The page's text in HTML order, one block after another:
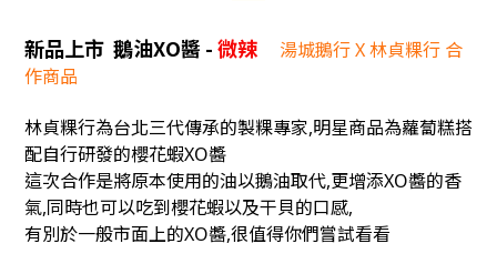
新品上市 鵝油XO醬 -微辣
湯城鵝行 X 林貞粿行 合
作商品
林貞粿行為台北三代傳承的製粿專家,明星商品為蘿蔔糕搭
配自行研發的櫻花蝦XO醬
這次合作是將原本使用的油以鵝油取代,更增添XO醬的香
氣,同時也可以吃到櫻花蝦以及干貝的口感,
有別於一般市面上的XO醬,很值得你們嘗試看看